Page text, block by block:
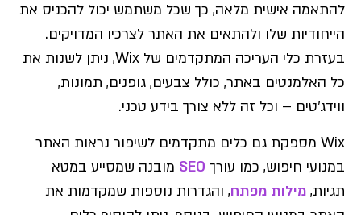
להתאמה אישית מלאה, כך שכל משתמש יכול להכניס את
הייחודיות שלו ולהתאים את האתר לצרכיו המדויקים.
בעזרת כלי העריכה המתקדמים של Wix, ניתן לשנות את
כל האלמנטים באתר, כולל צבעים, גופנים, תמונות,
ווידג'טים – וכל זה ללא צורך בידע טכני.
Wix מספקת גם כלים מתקדמים לשיפור נראות האתר
במנועי חיפוש, כמו עורך SEO מובנה שמסייע במטא
תגיות, מילות מפתח, והגדרות נוספות שמקדמות את